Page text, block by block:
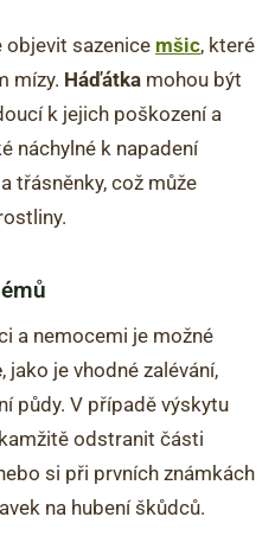
objevit sazenice mšic, které
mízy. Háďátka mohou být
k jejich poškození a
náchylné k napadení
třásněnky, což může
a nemocemi je možné
, jako je vhodné zalévání,
půdy. V případě výskytu
odstranit části
si při prvních známkách
na hubení škůdců.